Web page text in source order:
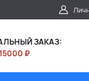
ЗАКАЗ:
15000 ₽